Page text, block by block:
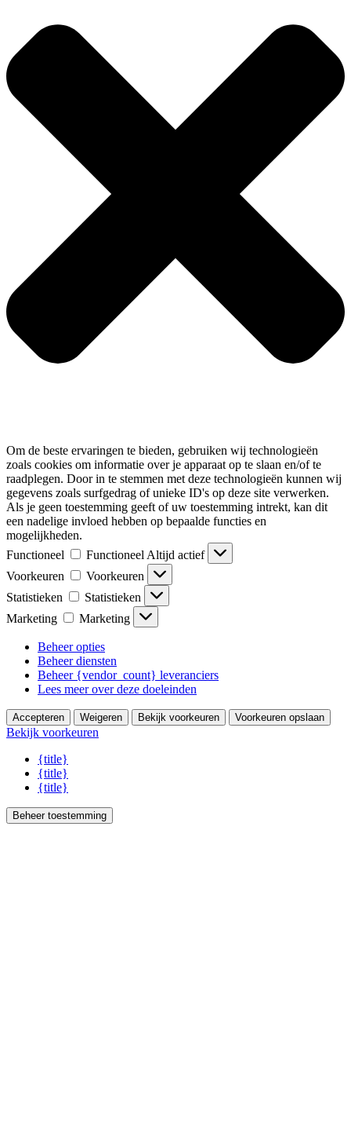
Om de beste ervaringen te bieden, gebruiken wij technologieën
zoals cookies om informatie over je apparaat op te slaan en/of te
raadplegen. Door in te stemmen met deze technologieën kunnen wij
gegevens zoals surfgedrag of unieke ID's op deze site verwerken.
Als je geen toestemming geeft of uw toestemming intrekt, kan dit
een nadelige invloed hebben op bepaalde functies en
mogelijkheden.
Functioneel
Functioneel Altijd actief
Voorkeuren
Voorkeuren
Statistieken
Statistieken
Marketing
Marketing
Beheer opties
Beheer diensten
Beheer {vendor_count} leveranciers
Lees meer over deze doeleinden
Accepteren Weigeren Bekijk voorkeuren Voorkeuren opslaan
Bekijk voorkeuren
{title}
{title}
{title}
Beheer toestemming